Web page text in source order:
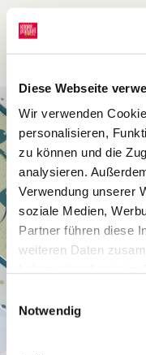
Diese Webseite
Wir verwenden
personalisieren,
zu können und die
analysieren.
Verwendung unserer
soziale Medien,
Partner führen diese
weiteren Daten
personenbezogene
Notwendig